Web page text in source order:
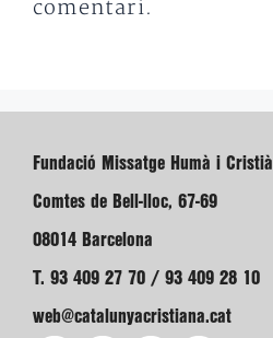
comentari.
Fundació Missatge Humà i Cristià
Comtes de Bell-lloc, 67-69
08014 Barcelona
T. 93 409 27 70 / 93 409 28 10
web@catalunyacristiana.cat